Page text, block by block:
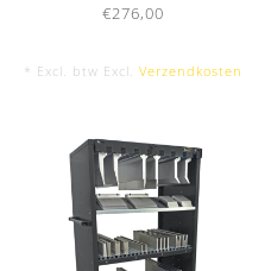
€276,00
* Excl. btw Excl. Verzendkosten